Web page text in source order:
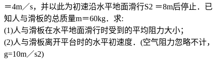
＝4m／s，并以此为初速沿水平地面滑行S2 ＝8m后停止．已
知人与滑板的总质量m＝60kg．求:
(1)人与滑板在水平地面滑行时受到的平均阻力大小；
(2)人与滑板离开平台时的水平初速度．(空气阻力忽略不计，
g=10m／s2)